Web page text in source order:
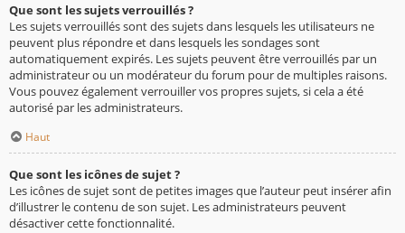
Que sont les sujets verrouillés ?
Les sujets verrouillés sont des sujets dans lesquels les utilisateurs ne
peuvent plus répondre et dans lesquels les sondages sont
automatiquement expirés. Les sujets peuvent être verrouillés par un
administrateur ou un modérateur du forum pour de multiples raisons.
Vous pouvez également verrouiller vos propres sujets, si cela a été
autorisé par les administrateurs.
Haut
Que sont les icônes de sujet ?
Les icônes de sujet sont de petites images que l’auteur peut insérer afin
d’illustrer le contenu de son sujet. Les administrateurs peuvent
désactiver cette fonctionnalité.